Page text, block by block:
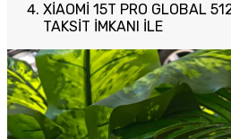
XİAOMİ 15T PRO GLOBAL
TAKSİT İMKANI İLE